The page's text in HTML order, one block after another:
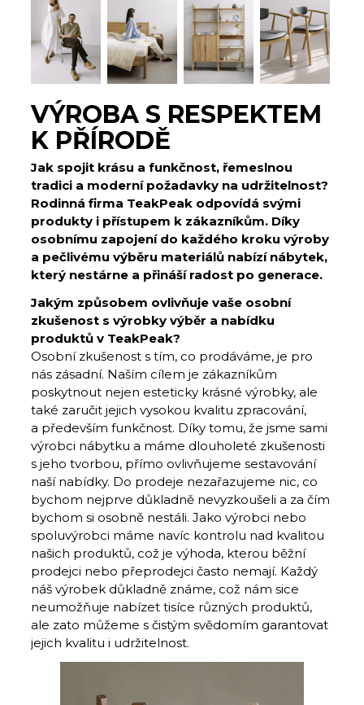
VÝROBA S RESPEKTEM
K PŘÍRODĚ
Jak spojit krásu a funkčnost, řemeslnou
tradici a moderní požadavky na udržitelnost?
Rodinná firma TeakPeak odpovídá svými
produkty i přístupem k zákazníkům. Díky
osobnímu zapojení do každého kroku výroby
a pečlivému výběru materiálů nabízí nábytek,
který nestárne a přináší radost po generace.
Jakým způsobem ovlivňuje vaše osobní
zkušenost s výrobky výběr a nabídku
produktů v TeakPeak?
Osobní zkušenost s tím, co prodáváme, je pro
nás zásadní. Naším cílem je zákazníkům
poskytnout nejen esteticky krásné výrobky, ale
také zaručit jejich vysokou kvalitu zpracování,
a především funkčnost. Díky tomu, že jsme sami
výrobci nábytku a máme dlouholeté zkušenosti
s jeho tvorbou, přímo ovlivňujeme sestavování
naší nabídky. Do prodeje nezařazujeme nic, co
bychom nejprve důkladně nevyzkoušeli a za čím
bychom si osobně nestáli. Jako výrobci nebo
spoluvýrobci máme navíc kontrolu nad kvalitou
našich produktů, což je výhoda, kterou běžní
prodejci nebo přeprodejci často nemají. Každý
náš výrobek důkladně známe, což nám sice
neumožňuje nabízet tisíce různých produktů,
ale zato můžeme s čistým svědomím garantovat
jejich kvalitu i udržitelnost.